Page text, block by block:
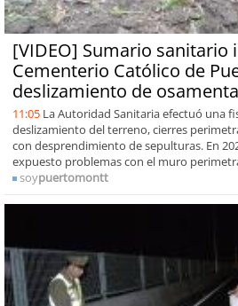
[VIDEO] Sumario sanitario
Cementerio Católico de
deslizamiento de
11:05 La Autoridad Sanitaria efectuó una
deslizamiento del terreno, cierres
con desprendimiento de sepulturas. En
expuesto problemas con el muro
soypuertomontt